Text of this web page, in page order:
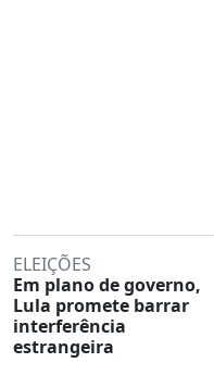
ELEIÇÕES
Em plano de governo,
Lula promete barrar
interferência
estrangeira